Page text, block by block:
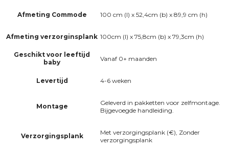
Afmeting Commode 100 cm (l) x 52,4cm (b) x 89,9 cm (h)
Afmeting verzorginsplank 100cm (l) x 75,8cm (b) x 79,3cm (h)
Geschikt voor leeftijd
baby
Vanaf 0+ maanden
Levertijd 4-6 weken
Montage
Geleverd in pakketten voor zelfmontage.
Bijgevoegde handleiding.
Verzorgingsplank
Met verzorgingsplank (€), Zonder
verzorgingsplank